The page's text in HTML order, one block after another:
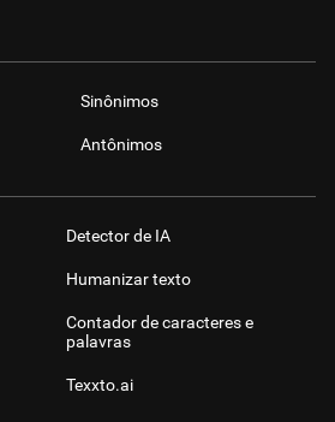
Sinônimos
Antônimos
Detector de IA
Humanizar texto
Contador de caracteres e
palavras
Texxto.ai